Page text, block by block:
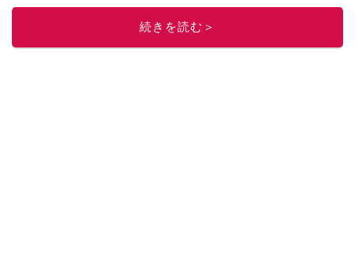
このイチオシストの他の記事を読む
続きを読む＞